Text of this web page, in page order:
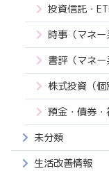
投資信託・
時事（マネー
書評（マネー
株式投資（個
預金・債券・
未分類
生活改善情報